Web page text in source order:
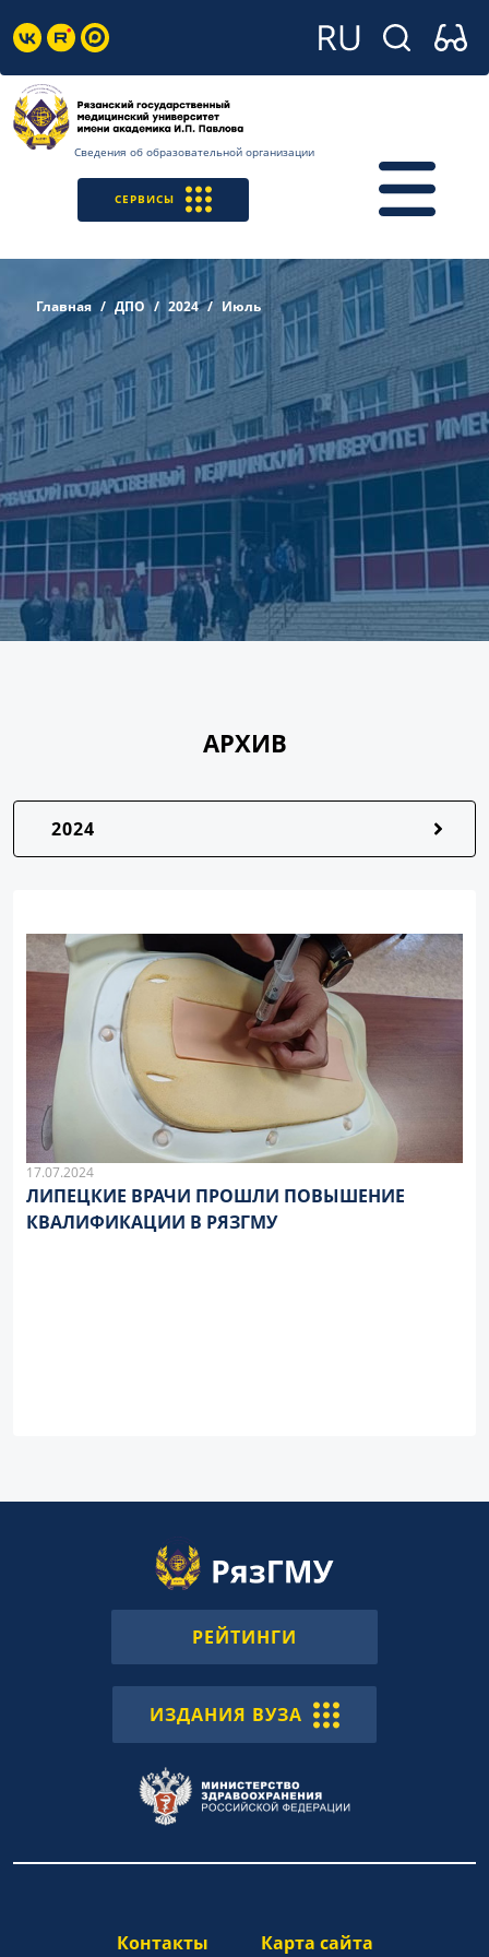
Сведения об образовательной организации
СЕРВИСЫ
Главная ДПО 2024 Июль
АРХИВ
2024
17.07.2024
ЛИПЕЦКИЕ ВРАЧИ ПРОШЛИ ПОВЫШЕНИЕ
КВАЛИФИКАЦИИ В РЯЗГМУ
РЕЙТИНГИ
ИЗДАНИЯ ВУЗА
Контакты Карта сайта